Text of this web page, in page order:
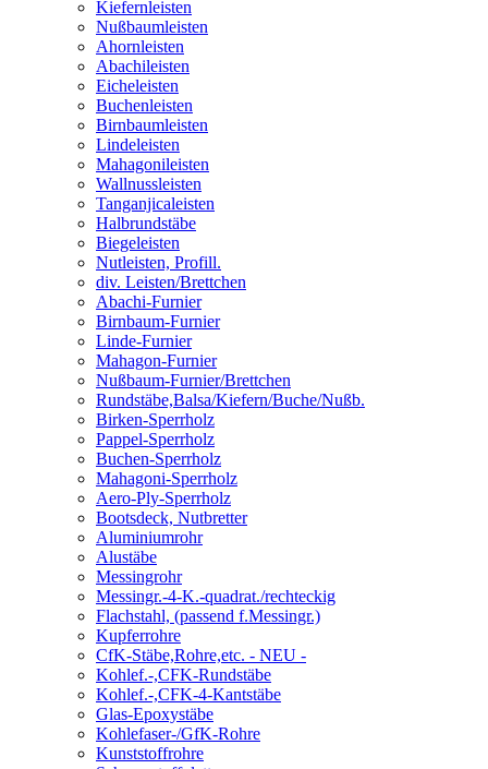
Kiefernleisten
Nußbaumleisten
Ahornleisten
Abachileisten
Eicheleisten
Buchenleisten
Birnbaumleisten
Lindeleisten
Mahagonileisten
Wallnussleisten
Tanganjicaleisten
Halbrundstäbe
Biegeleisten
Nutleisten, Profill.
div. Leisten/Brettchen
Abachi-Furnier
Birnbaum-Furnier
Linde-Furnier
Mahagon-Furnier
Nußbaum-Furnier/Brettchen
Rundstäbe,Balsa/Kiefern/Buche/Nußb.
Birken-Sperrholz
Pappel-Sperrholz
Buchen-Sperrholz
Mahagoni-Sperrholz
Aero-Ply-Sperrholz
Bootsdeck, Nutbretter
Aluminiumrohr
Alustäbe
Messingrohr
Messingr.-4-K.-quadrat./rechteckig
Flachstahl, (passend f.Messingr.)
Kupferrohre
CfK-Stäbe,Rohre,etc. - NEU -
Kohlef.-,CFK-Rundstäbe
Kohlef.-,CFK-4-Kantstäbe
Glas-Epoxystäbe
Kohlefaser-/GfK-Rohre
Kunststoffrohre